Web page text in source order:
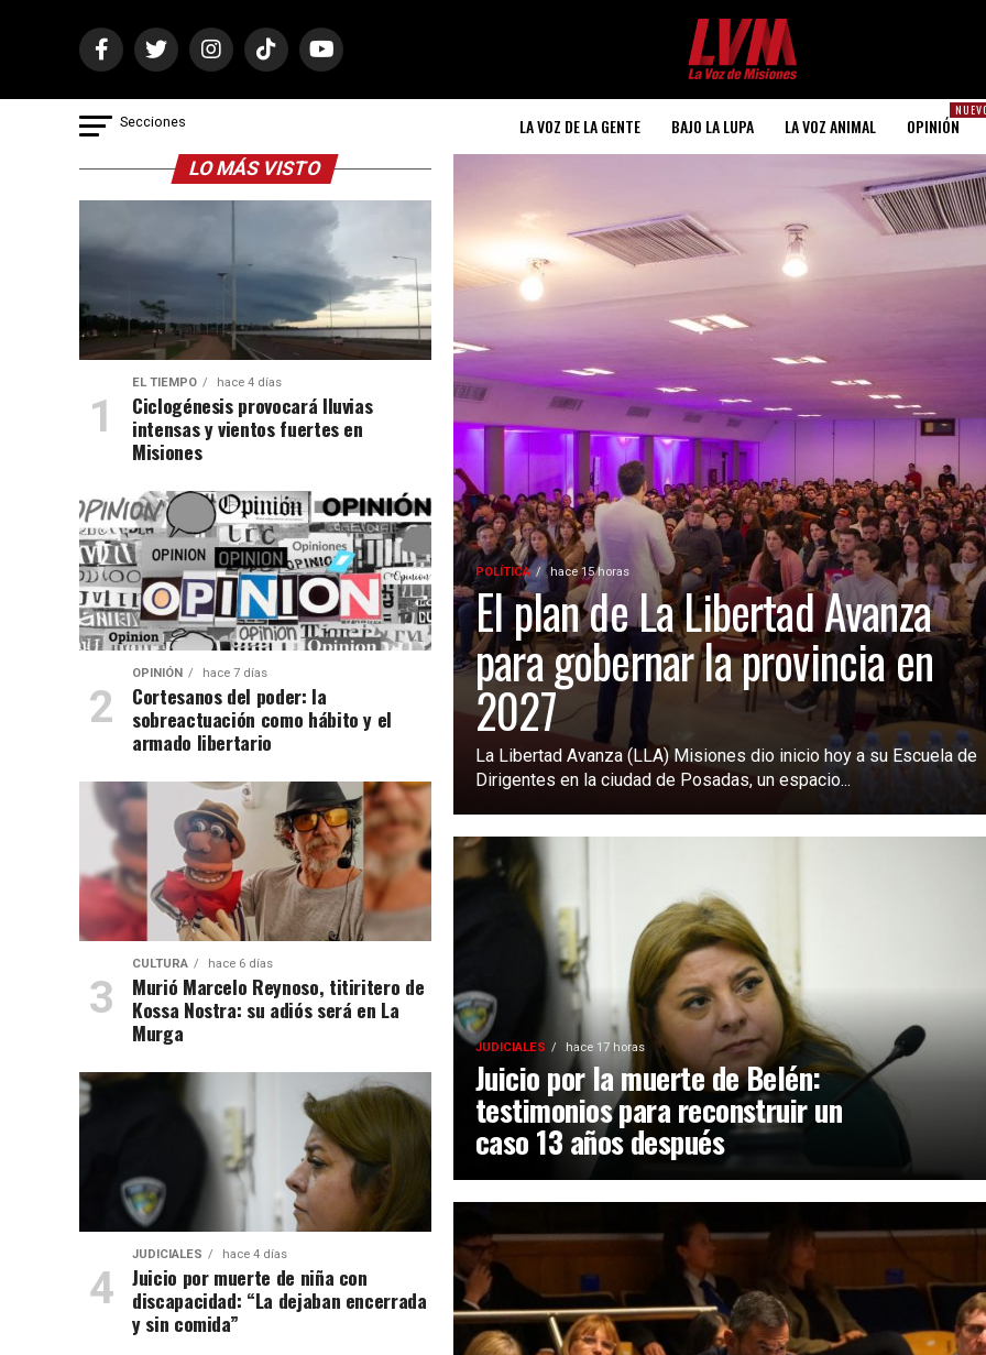
Secciones LA VOZ DE LA GENTE BAJO LA LUPA LA VOZ ANIMAL OPINIÓN
POLÍTICA hace 15 horas
El plan de La Libertad Avanza
para gobernar la provincia en
2027
La Libertad Avanza (LLA) Misiones dio inicio hoy a su Escuela de
Dirigentes en la ciudad de Posadas, un espacio...
JUDICIALES hace 17 horas
Juicio por la muerte de Belén:
testimonios para reconstruir un
caso 13 años después
LO MÁS VISTO
EL TIEMPO hace 4 días
Ciclogénesis provocará lluvias
intensas y vientos fuertes en
Misiones
OPINIÓN hace 7 días
Cortesanos del poder: la
sobreactuación como hábito y el
armado libertario
CULTURA hace 6 días
Murió Marcelo Reynoso, titiritero de
Kossa Nostra: su adiós será en La
Murga
JUDICIALES hace 4 días
Juicio por muerte de niña con
discapacidad: “La dejaban encerrada
y sin comida”